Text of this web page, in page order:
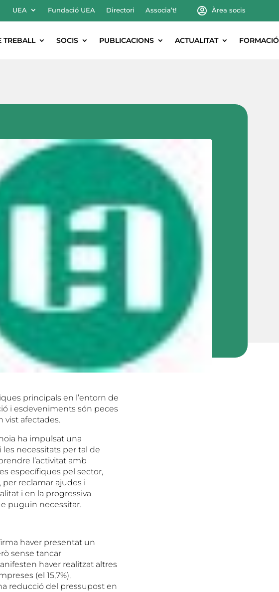
UEA Fundació UEA Directori Associa’t! Àrea socis
TREBALL SOCIS PUBLICACIONS ACTUALITAT FORMACIÓ
principals en l’entorn de
i esdeveniments són peces
vist afectades.
ha impulsat una
les necessitats per tal de
l’activitat amb
específiques pel sector,
per reclamar ajudes i
i en la progressiva
puguin necessitar.
haver presentat un
sense tancar
haver realitzat altres
(el 15,7%),
reducció del pressupost en